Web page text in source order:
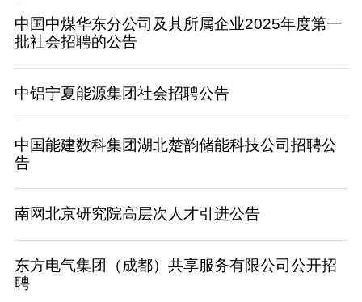
中国中煤华东分公司及其所属企业2025年度第一
批社会招聘的公告
中铝宁夏能源集团社会招聘公告
中国能建数科集团湖北楚韵储能科技公司招聘公
告
南网北京研究院高层次人才引进公告
东方电气集团（成都）共享服务有限公司公开招
聘